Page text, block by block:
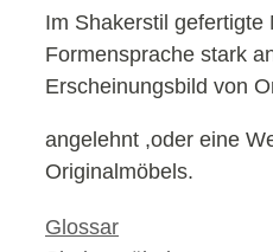
Im Shakerstil gefertigte
Formensprache stark
Erscheinungsbild von
angelehnt ,oder eine
Originalmöbels.
Kategorien
Glossar